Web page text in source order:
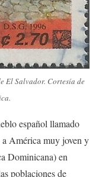
El Salvador. Cortesía de
español llamado
América muy joven y
Dominicana) en
poblaciones de